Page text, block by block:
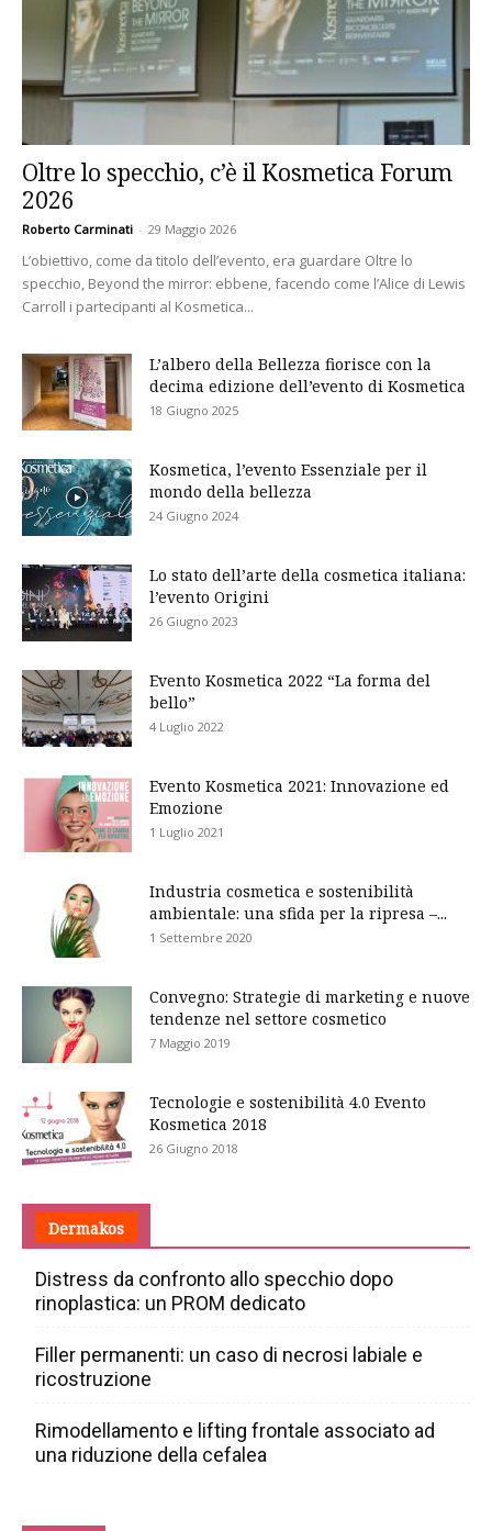
Oltre lo specchio, c’è il Kosmetica Forum
2026
Roberto Carminati - 29 Maggio 2026
L’obiettivo, come da titolo dell’evento, era guardare Oltre lo
specchio, Beyond the mirror: ebbene, facendo come l’Alice di Lewis
Carroll i partecipanti al Kosmetica...
L’albero della Bellezza fiorisce con la
decima edizione dell’evento di Kosmetica
18 Giugno 2025
Kosmetica, l’evento Essenziale per il
mondo della bellezza
24 Giugno 2024
Lo stato dell’arte della cosmetica italiana:
l’evento Origini
26 Giugno 2023
Evento Kosmetica 2022 “La forma del
bello”
4 Luglio 2022
Evento Kosmetica 2021: Innovazione ed
Emozione
1 Luglio 2021
Industria cosmetica e sostenibilità
ambientale: una sfida per la ripresa –...
1 Settembre 2020
Convegno: Strategie di marketing e nuove
tendenze nel settore cosmetico
7 Maggio 2019
Tecnologie e sostenibilità 4.0 Evento
Kosmetica 2018
26 Giugno 2018
Dermakos
Distress da confronto allo specchio dopo
rinoplastica: un PROM dedicato
Filler permanenti: un caso di necrosi labiale e
ricostruzione
Rimodellamento e lifting frontale associato ad
una riduzione della cefalea